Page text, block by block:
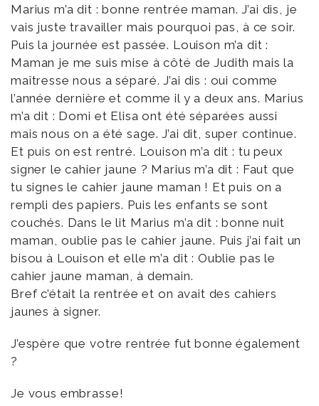
Marius m’a dit : bonne rentrée maman. J’ai dis, je
vais juste travailler mais pourquoi pas, à ce soir.
Puis la journée est passée. Louison m’a dit :
Maman je me suis mise à côté de Judith mais la
maîtresse nous a séparé. J’ai dis : oui comme
l’année dernière et comme il y a deux ans. Marius
m’a dit : Domi et Elisa ont été séparées aussi
mais nous on a été sage. J’ai dit, super continue.
Et puis on est rentré. Louison m’a dit : tu peux
signer le cahier jaune ? Marius m’a dit : Faut que
tu signes le cahier jaune maman ! Et puis on a
rempli des papiers. Puis les enfants se sont
couchés. Dans le lit Marius m’a dit : bonne nuit
maman, oublie pas le cahier jaune. Puis j’ai fait un
bisou à Louison et elle m’a dit : Oublie pas le
cahier jaune maman, à demain.
Bref c’était la rentrée et on avait des cahiers
jaunes à signer.
J’espère que votre rentrée fut bonne également
?
Je vous embrasse!